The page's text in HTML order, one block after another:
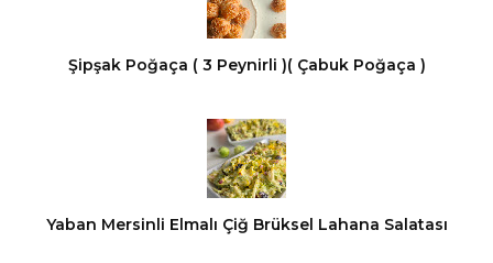
Şipşak Poğaça ( 3 Peynirli )( Çabuk Poğaça )
Yaban Mersinli Elmalı Çiğ Brüksel Lahana Salatası